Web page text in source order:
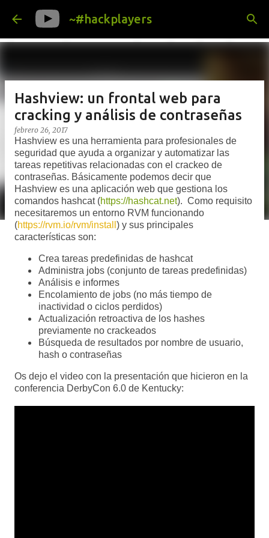
Ir al contenido principal
~#hackplayers
Hashview: un frontal web para
cracking y análisis de contraseñas
febrero 26, 2017
Hashview es una herramienta para profesionales de
seguridad que ayuda a organizar y automatizar las
tareas repetitivas relacionadas con el crackeo de
contraseñas. Básicamente podemos decir que
Hashview es una aplicación web que gestiona los
comandos hashcat (https://hashcat.net). Como requisito
necesitaremos un entorno RVM funcionando
(https://rvm.io/rvm/install ) y sus principales
características son:
Crea tareas predefinidas de hashcat
Administra jobs (conjunto de tareas predefinidas)
Análisis e informes
Encolamiento de jobs (no más tiempo de
inactividad o ciclos perdidos)
Actualización retroactiva de los hashes
previamente no crackeados
Búsqueda de resultados por nombre de usuario,
hash o contraseñas
Os dejo el video con la presentación que hicieron en la
conferencia DerbyCon 6.0 de Kentucky: